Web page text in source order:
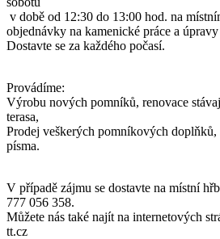
v době od 12:30 do 13:00 hod. na
objednávky na kamenické práce a
Dostavte se za každého počasí.
Provádíme:
Výrobu nových pomníků, renovace
terasa,
Prodej veškerých pomníkových doplňků,
písma.
V případě zájmu se dostavte na místní
777 056 358.
Můžete nás také najít na internetových
tt.cz